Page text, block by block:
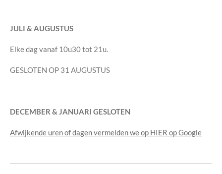
JULI & AUGUSTUS
Elke dag vanaf 10u30 tot 21u.
GESLOTEN OP 31 AUGUSTUS
DECEMBER & JANUARI GESLOTEN
Afwijkende uren of dagen vermelden we op HIER op Google